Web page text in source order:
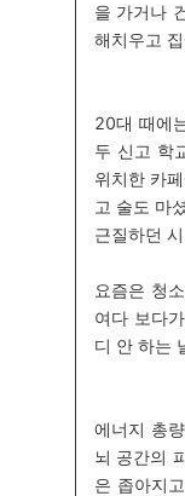
을 가거나
해치우고
20대 때에
두 신고 학
위치한 카
고 술도 마
근질하던
요즘은 청
여다 보다
디 안 하는
에너지 총
뇌 공간의
은 좁아지